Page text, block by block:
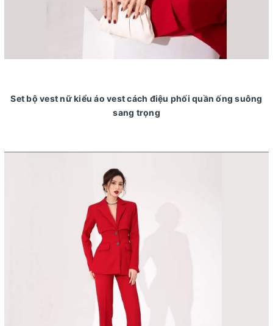
Set bộ vest nữ kiểu áo vest cách điệu phối quần ống suông
sang trọng